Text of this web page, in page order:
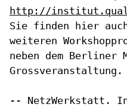
http://
Sie finden hier
weiteren
neben dem Berliner
Grossveranstaltung.
-- NetzWerkstatt.